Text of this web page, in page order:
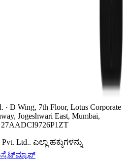
· D Wing, 7th Floor, Lotus Corporate
Jogeshwari East, Mumbai,
27AADCI9726P1ZT
Pvt. Ltd.. ಎಲ್ಲಾ ಹಕ್ಕುಗಳನ್ನು
ಸೈಟ್‌ಮ್ಯಾಪ್